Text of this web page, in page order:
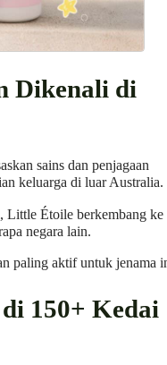
Dikenali di
sains dan penjagaan
keluarga di luar Australia.
Little Étoile berkembang ke
negara lain.
paling aktif untuk jenama
150+ Kedai